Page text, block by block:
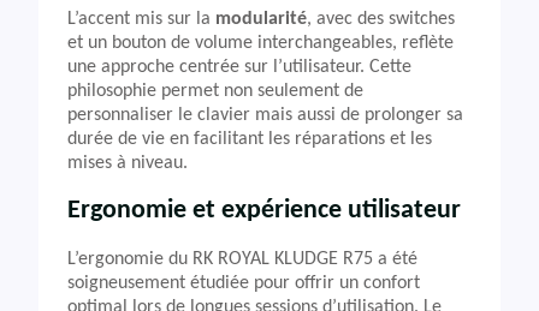
L’accent mis sur la modularité, avec des switches
et un bouton de volume interchangeables, reflète
une approche centrée sur l’utilisateur. Cette
philosophie permet non seulement de
personnaliser le clavier mais aussi de prolonger sa
durée de vie en facilitant les réparations et les
mises à niveau.
Ergonomie et expérience utilisateur
L’ergonomie du RK ROYAL KLUDGE R75 a été
soigneusement étudiée pour offrir un confort